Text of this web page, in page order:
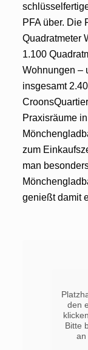
PFA über. Die
Quadratmeter
1.100
Wohnungen –
insgesamt
Praxisräume
zum
man
genießt damit
den
Bitte
an